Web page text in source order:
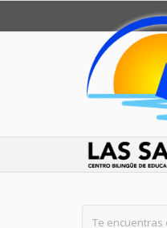
Te encuentras